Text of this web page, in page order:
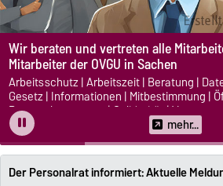
Wir beraten und vertreten alle
Mitarbeiter der OVGUin Sachen
Arbeitsschutz | Arbeitszeit | Beratung |
Gesetz | Informationen | Mitbestimmung |
Personalvertretung | Solidarität |
mehr...
Der Personalrat informiert: Aktuelle